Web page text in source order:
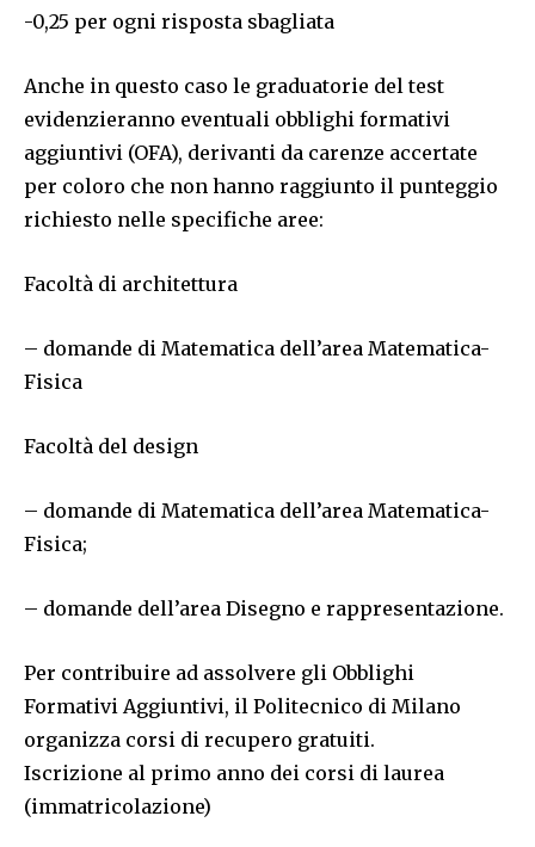
-0,25 per ogni risposta sbagliata
Anche in questo caso le graduatorie del test
evidenzieranno eventuali obblighi formativi
aggiuntivi (OFA), derivanti da carenze accertate
per coloro che non hanno raggiunto il punteggio
richiesto nelle specifiche aree:
Facoltà di architettura
– domande di Matematica dell’area Matematica-
Fisica
Facoltà del design
– domande di Matematica dell’area Matematica-
Fisica;
– domande dell’area Disegno e rappresentazione.
Per contribuire ad assolvere gli Obblighi
Formativi Aggiuntivi, il Politecnico di Milano
organizza corsi di recupero gratuiti.
Iscrizione al primo anno dei corsi di laurea
(immatricolazione)